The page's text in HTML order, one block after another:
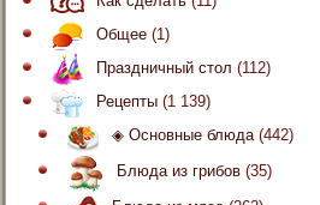
Общее (1)
Праздничный стол (112)
Рецепты (1 139)
◈ Основные блюда(442)
Блюда из грибов (35)